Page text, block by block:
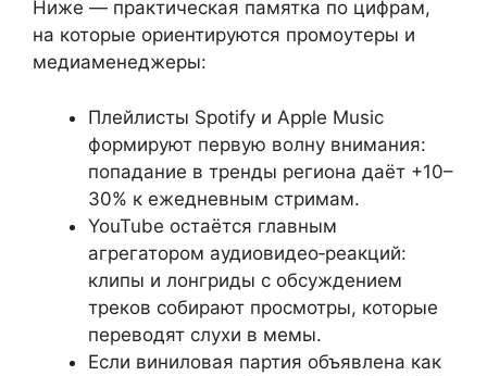
Ниже — практическая памятка по цифрам,
на которые ориентируются промоутеры и
медиаменеджеры:
Плейлисты Spotify и Apple Music
формируют первую волну внимания:
попадание в тренды региона даёт +10–
30% к ежедневным стримам.
YouTube остаётся главным
агрегатором аудиовидео‑реакций:
клипы и лонгриды с обсуждением
треков собирают просмотры, которые
переводят слухи в мемы.
Если виниловая партия объявлена как